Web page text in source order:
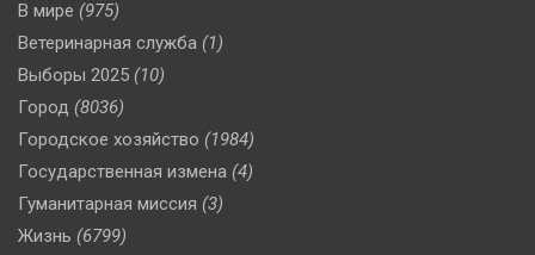
В мире (975)
Ветеринарная служба (1)
Выборы 2025 (10)
Город (8036)
Городское хозяйство (1984)
Государственная измена (4)
Гуманитарная миссия (3)
Жизнь (6799)